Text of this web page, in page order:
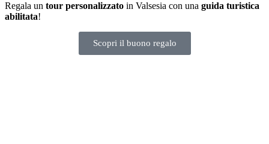
Regala un tour personalizzato in Valsesia con una guida turistica
abilitata!
Scopri il buono regalo